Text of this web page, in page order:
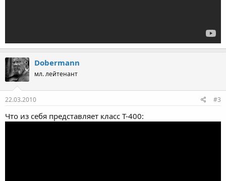
Dobermann
мл. лейтенант
22.03.2010 #3
Что из себя представляет класс Т-400: